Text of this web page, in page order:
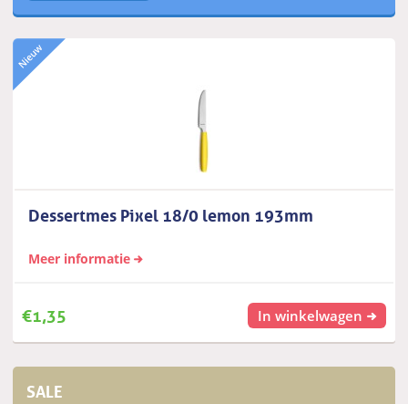
Dessertmes Pixel 18/0 lemon 193mm
Meer informatie
€1,35 In winkelwagen
SALE